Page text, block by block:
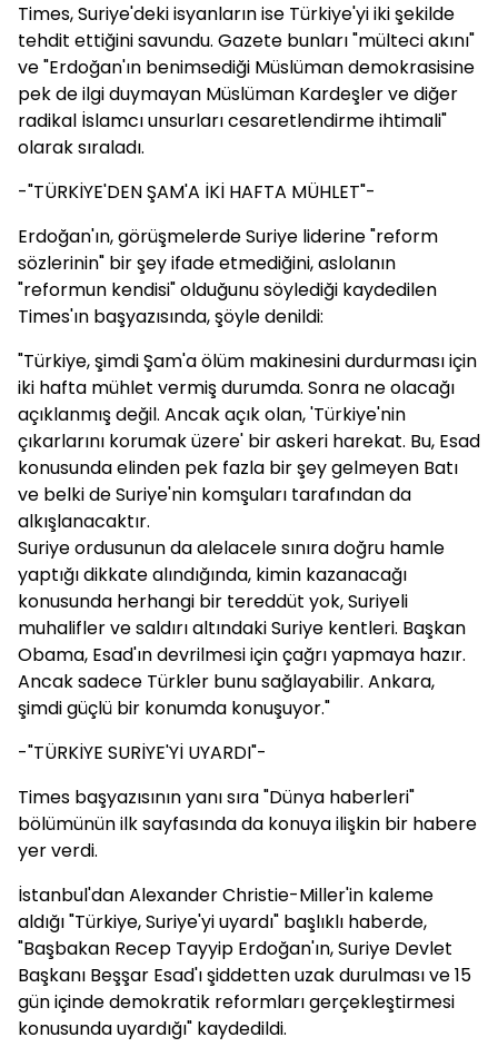
Times, Suriye'deki isyanların ise Türkiye'yi iki şekilde
tehdit ettiğini savundu. Gazete bunları "mülteci akını"
ve "Erdoğan'ın benimsediği Müslüman demokrasisine
pek de ilgi duymayan Müslüman Kardeşler ve diğer
radikal İslamcı unsurları cesaretlendirme ihtimali"
olarak sıraladı.
-"TÜRKİYE'DEN ŞAM'A İKİ HAFTA MÜHLET"-
Erdoğan'ın, görüşmelerde Suriye liderine "reform
sözlerinin" bir şey ifade etmediğini, aslolanın
"reformun kendisi" olduğunu söylediği kaydedilen
Times'ın başyazısında, şöyle denildi:
"Türkiye, şimdi Şam'a ölüm makinesini durdurması için
iki hafta mühlet vermiş durumda. Sonra ne olacağı
açıklanmış değil. Ancak açık olan, 'Türkiye'nin
çıkarlarını korumak üzere' bir askeri harekat. Bu, Esad
konusunda elinden pek fazla bir şey gelmeyen Batı
ve belki de Suriye'nin komşuları tarafından da
alkışlanacaktır.
Suriye ordusunun da alelacele sınıra doğru hamle
yaptığı dikkate alındığında, kimin kazanacağı
konusunda herhangi bir tereddüt yok, Suriyeli
muhalifler ve saldırı altındaki Suriye kentleri. Başkan
Obama, Esad'ın devrilmesi için çağrı yapmaya hazır.
Ancak sadece Türkler bunu sağlayabilir. Ankara,
şimdi güçlü bir konumda konuşuyor."
-"TÜRKİYE SURİYE'Yİ UYARDI"-
Times başyazısının yanı sıra "Dünya haberleri"
bölümünün ilk sayfasında da konuya ilişkin bir habere
yer verdi.
İstanbul'dan Alexander Christie-Miller'in kaleme
aldığı "Türkiye, Suriye'yi uyardı" başlıklı haberde,
"Başbakan Recep Tayyip Erdoğan'ın, Suriye Devlet
Başkanı Beşşar Esad'ı şiddetten uzak durulması ve 15
gün içinde demokratik reformları gerçekleştirmesi
konusunda uyardığı" kaydedildi.